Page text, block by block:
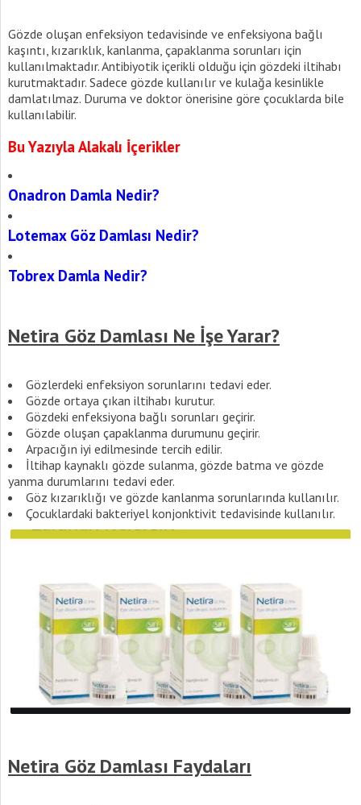
Gözde oluşan enfeksiyon tedavisinde ve enfeksiyona bağlı
kaşıntı, kızarıklık, kanlanma, çapaklanma sorunları için
kullanılmaktadır. Antibiyotik içerikli olduğu için gözdeki iltihabı
kurutmaktadır. Sadece gözde kullanılır ve kulağa kesinlikle
damlatılmaz. Duruma ve doktor önerisine göre çocuklarda bile
kullanılabilir.
Bu Yazıyla Alakalı İçerikler
Onadron Damla Nedir?
Lotemax Göz Damlası Nedir?
Tobrex Damla Nedir?
Netira Göz Damlası Ne İşe Yarar?
Gözlerdeki enfeksiyon sorunlarını tedavi eder.
Gözde ortaya çıkan iltihabı kurutur.
Gözdeki enfeksiyona bağlı sorunları geçirir.
Gözde oluşan çapaklanma durumunu geçirir.
Arpacığın iyi edilmesinde tercih edilir.
İltihap kaynaklı gözde sulanma, gözde batma ve gözde
yanma durumlarını tedavi eder.
Göz kızarıklığı ve gözde kanlanma sorunlarında kullanılır.
Çocuklardaki bakteriyel konjonktivit tedavisinde kullanılır.
Netira Göz Damlası Faydaları